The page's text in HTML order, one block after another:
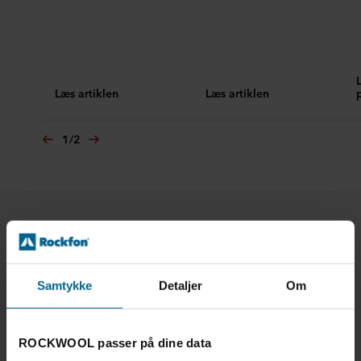
Samtykke Detaljer Om
ROCKWOOL passer på dine data
Læs artiklen Læs artiklen
1/2